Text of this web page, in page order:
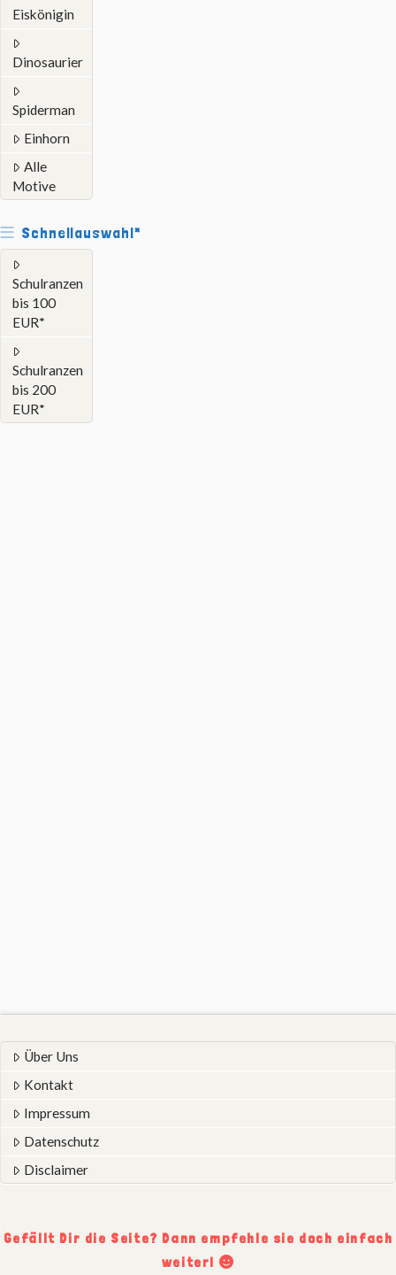
Eiskönigin
Dinosaurier
Spiderman
Einhorn
Alle
Motive
Schnellauswahl*
Schulranzen
bis 100
EUR*
Schulranzen
bis 200
EUR*
Über Uns
Kontakt
Impressum
Datenschutz
Disclaimer
Gefällt Dir die Seite? Dann empfehle sie doch einfach
weiter!